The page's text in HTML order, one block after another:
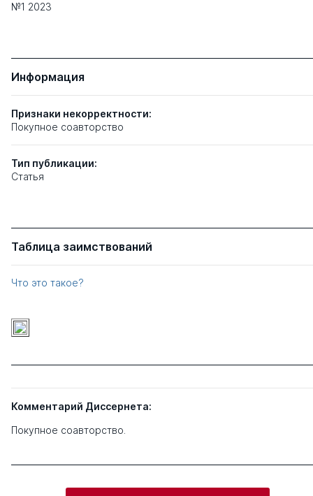
№1 2023
Информация
Признаки некорректности:
Покупное соавторство
Тип публикации:
Статья
Таблица заимствований
Что это такое?
Комментарий Диссернета:
Покупное соавторство.